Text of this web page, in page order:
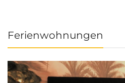
Ferienwohnungen